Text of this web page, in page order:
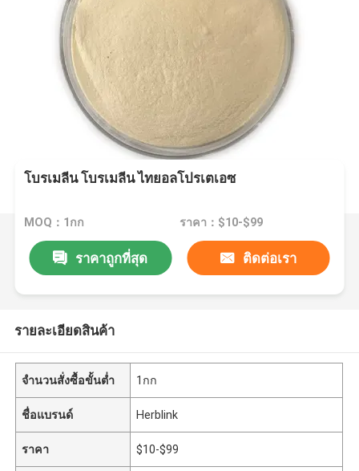
โบรเมลีน โบรเมลีน ไทยอลโปรเตเอซ
MOQ：1กก ราคา：$10-$99
ราคาถูกที่สุด ติดต่อเรา
รายละเอียดสินค้า
จำนวนสั่งซื้อขั้นต่ำ 1กก
ชื่อแบรนด์ Herblink
ราคา $10-$99